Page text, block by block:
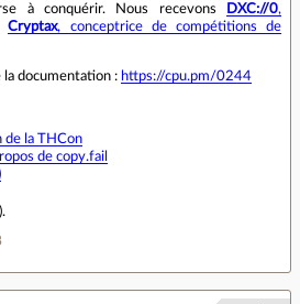
à conquérir. Nous recevons
DXC://0,
Cryptax, conceptrice de compétitions de
la documentation : https://cpu.pm/0244
de la THCon
de copy.fail
).